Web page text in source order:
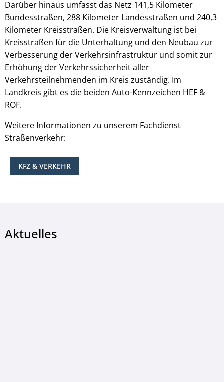
Darüber hinaus umfasst das Netz 141,5 Kilometer
Bundesstraßen, 288 Kilometer Landesstraßen und 240,3
Kilometer Kreisstraßen. Die Kreisverwaltung ist bei
Kreisstraßen für die Unterhaltung und den Neubau zur
Verbesserung der Verkehrsinfrastruktur und somit zur
Erhöhung der Verkehrssicherheit aller
Verkehrsteilnehmenden im Kreis zuständig. Im
Landkreis gibt es die beiden Auto-Kennzeichen HEF &
ROF.
Weitere Informationen zu unserem Fachdienst
Straßenverkehr:
KFZ & VERKEHR
Aktuelles